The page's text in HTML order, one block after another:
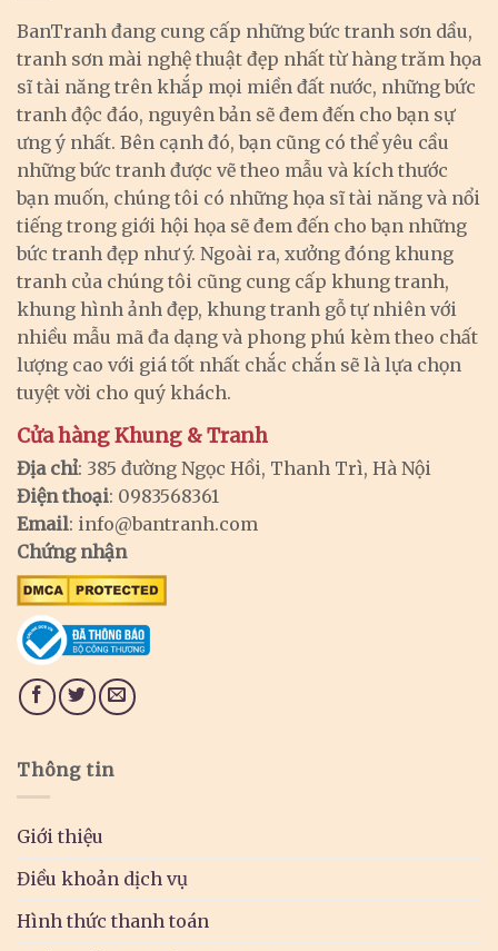
BanTranh đang cung cấp những bức tranh sơn dầu,
tranh sơn mài nghệ thuật đẹp nhất từ hàng trăm họa
sĩ tài năng trên khắp mọi miền đất nước, những bức
tranh độc đáo, nguyên bản sẽ đem đến cho bạn sự
ưng ý nhất. Bên cạnh đó, bạn cũng có thể yêu cầu
những bức tranh được vẽ theo mẫu và kích thước
bạn muốn, chúng tôi có những họa sĩ tài năng và nổi
tiếng trong giới hội họa sẽ đem đến cho bạn những
bức tranh đẹp như ý. Ngoài ra, xưởng đóng khung
tranh của chúng tôi cũng cung cấp khung tranh,
khung hình ảnh đẹp, khung tranh gỗ tự nhiên với
nhiều mẫu mã đa dạng và phong phú kèm theo chất
lượng cao với giá tốt nhất chắc chắn sẽ là lựa chọn
tuyệt vời cho quý khách.
Cửa hàng Khung & Tranh
Địa chỉ: 385 đường Ngọc Hồi, Thanh Trì, Hà Nội
Điện thoại: 0983568361
Email: info@bantranh.com
Chứng nhận
Thông tin
Giới thiệu
Điều khoản dịch vụ
Hình thức thanh toán